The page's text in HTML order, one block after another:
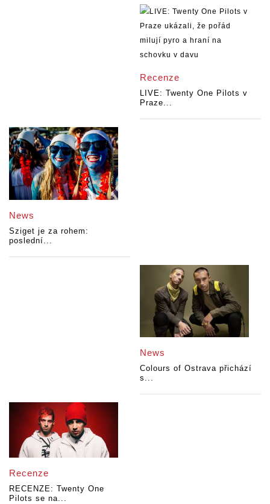
Recenze
LIVE: Twenty One Pilots v
Praze...
News
Sziget je za rohem:
poslední...
News
Colours of Ostrava přichází
s...
Recenze
RECENZE: Twenty One
Pilots se na...